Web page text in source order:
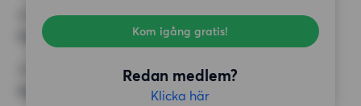
Kom igång gratis!
Redan medlem?
Klicka här
Inga speciella krav
ÖVRIGA PREFERENSER
Inga speciella preferenser